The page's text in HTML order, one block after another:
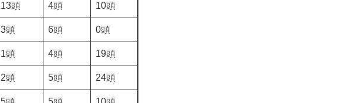
13頭 4頭 10頭
3頭 6頭 0頭
1頭 4頭 19頭
2頭 5頭 24頭